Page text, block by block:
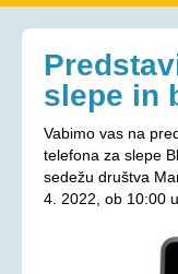
Organi društva
PROGRAMI
Ohranjevanje
Bivalna skupnost
slepe in
Vabimo vas na
telefona za slepe
sedežu društva
4. 2022, ob 10:00